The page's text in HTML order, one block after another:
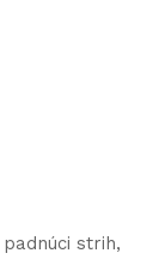
strih,